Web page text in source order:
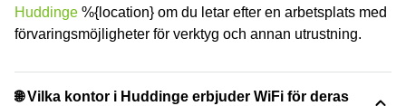
Huddinge %{location} om du letar efter en arbetsplats med
förvaringsmöjligheter för verktyg och annan utrustning.
🌐 Vilka kontor i Huddinge erbjuder WiFi för deras